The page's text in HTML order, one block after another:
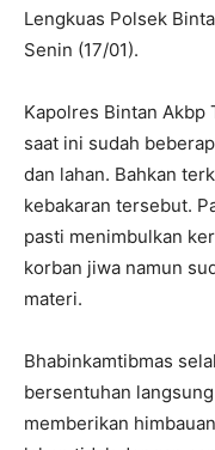
Lengkuas Polsek
Senin (17/01).
Kapolres Bintan Akbp
saat ini sudah
dan lahan. Bahkan
kebakaran tersebut.
pasti menimbulkan
korban jiwa namun
materi.
Bhabinkamtibmas
bersentuhan
memberikan